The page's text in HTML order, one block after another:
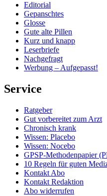
Editorial
Gepanschtes
Glosse
Gute alte Pillen
Kurz und knapp
Leserbriefe
Nachgefragt
Werbung – Aufgepasst!
Service
Ratgeber
Gut vorbereitet zum Arzt
Chronisch krank
Wissen: Placebo
Wissen: Nocebo
GPSP-Methodenpapier
10 Regeln für guten
Kontakt Abo
Kontakt Redaktion
Abo widerrufen